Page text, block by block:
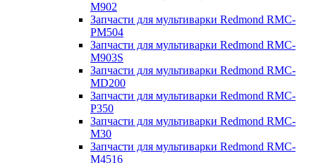
M902
Запчасти для мультиварки Redmond RMC-
PM504
Запчасти для мультиварки Redmond RMC-
M903S
Запчасти для мультиварки Redmond RMC-
MD200
Запчасти для мультиварки Redmond RMC-
P350
Запчасти для мультиварки Redmond RMC-
M30
Запчасти для мультиварки Redmond RMC-
M4516